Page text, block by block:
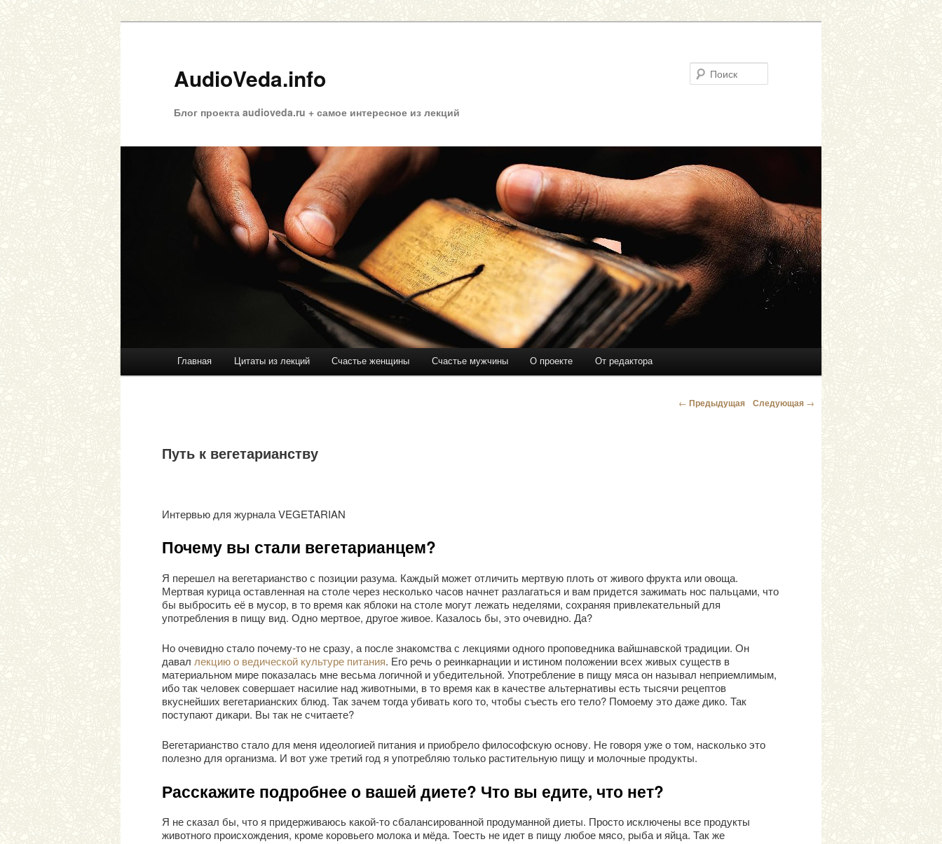
AudioVeda.info
Блог проекта audioveda.ru + самое интересное из лекций
Главное менюПерейти к основному содержимому
Перейти к дополнительному содержимому
Главная Цитаты из лекций Счастье женщины Счастье мужчины О проекте От редактора
Навигация по
← Предыдущая Следующая →
Путь к вегетарианству
Интервью для журнала VEGETARIAN
Почему вы стали вегетарианцем?
Я перешел на вегетарианство с позиции разума. Каждый может отличить мертвую плоть от живого фрукта или овоща.
Мертвая курица оставленная на столе через несколько часов начнет разлагаться и вам придется зажимать нос пальцами, что
бы выбросить её в мусор, в то время как яблоки на столе могут лежать неделями, сохраняя привлекательный для
употребления в пищу вид. Одно мертвое, другое живое. Казалось бы, это очевидно. Да?
Но очевидно стало почему-то не сразу, а после знакомства с лекциями одного проповедника вайшнавской традиции. Он
давал лекцию о ведической культуре питания. Его речь о реинкарнации и истином положении всех живых существ в
материальном мире показалась мне весьма логичной и убедительной. Употребление в пищу мяса он называл неприемлимым,
ибо так человек совершает насилие над животными, в то время как в качестве альтернативы есть тысячи рецептов
вкуснейших вегетарианских блюд. Так зачем тогда убивать кого то, чтобы съесть его тело? Помоему это даже дико. Так
поступают дикари. Вы так не считаете?
Вегетарианство стало для меня идеологией питания и приобрело философскую основу. Не говоря уже о том, насколько это
полезно для организма. И вот уже третий год я употребляю только растительную пищу и молочные продукты.
Расскажите подробнее о вашей диете? Что вы едите, что нет?
Я не сказал бы, что я придерживаюсь какой-то сбалансированной продуманной диеты. Просто исключены все продукты
животного происхождения, кроме коровьего молока и мёда. Тоесть не идет в пищу любое мясо, рыба и яйца. Так же